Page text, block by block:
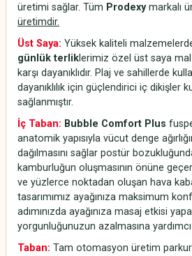
üretimi sağlar. Tüm Prodexymarkalı
üretimdir.
Üst Saya: Yüksek kaliteli
günlük terliklerimiz özel üst saya
karşı dayanıklıdır. Plaj ve sahillerde
dayanıklılık için güçlendirici iç dikişler
sağlanmıştır.
İç Taban: Bubble Comfort Plus
anatomik yapısıyla vücut denge
dağılmasını sağlar postür
kamburluğun oluşmasının önüne
ve yüzlerce noktadan oluşan hava
tasarımımız ayağınıza maksimum
adımınızda ayağınıza masaj etkisi
yorgunluğunuzun azalmasına
Taban: Tam otomasyon üretim